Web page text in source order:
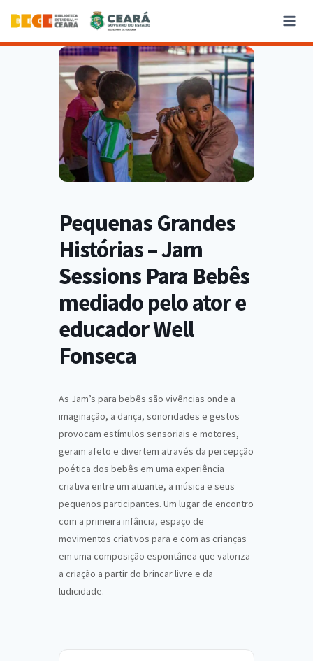
Pequenas Grandes
Histórias – Jam
Sessions Para Bebês
mediado pelo ator e
educador Well
Fonseca
As Jam’s para bebês são vivências onde a
imaginação, a dança, sonoridades e gestos
provocam estímulos sensoriais e motores,
geram afeto e divertem através da percepção
poética dos bebês em uma experiência
criativa entre um atuante, a música e seus
pequenos participantes. Um lugar de encontro
com a primeira infância, espaço de
movimentos criativos para e com as crianças
em uma composição espontânea que valoriza
a criação a partir do brincar livre e da
ludicidade.